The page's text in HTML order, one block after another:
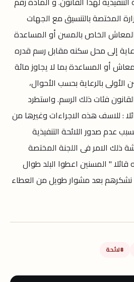
المختصة بالتنسيق مع الجهات
الخاص بالمسن أو المساعدة
إلى محل سكنه مقابل رسم قدره
أو المساعدة بما لا يجاوز مائة
بالرعاية بحسب الأحوال،
فئات ذلك الرسم. واستطرد
: للاسف هذه الاجراءات وغيرها من
بسبب عدم صدور اللائحة التنفيذية
ذلك الامر فى اللجنة المختصة
" المسنين اعطوا البلد طوال
بعد مشوار طويل من العطاء
#لائحة